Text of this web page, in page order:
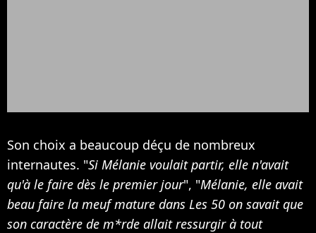
Son choix a beaucoup déçu de nombreux
internautes. "Si Mélanie voulait partir, elle n'avait
qu'à le faire dès le premier jour", "Mélanie, elle avait
beau faire la meuf mature dans Les 50 on savait que
son caractère de m*rde allait ressurgir à tout